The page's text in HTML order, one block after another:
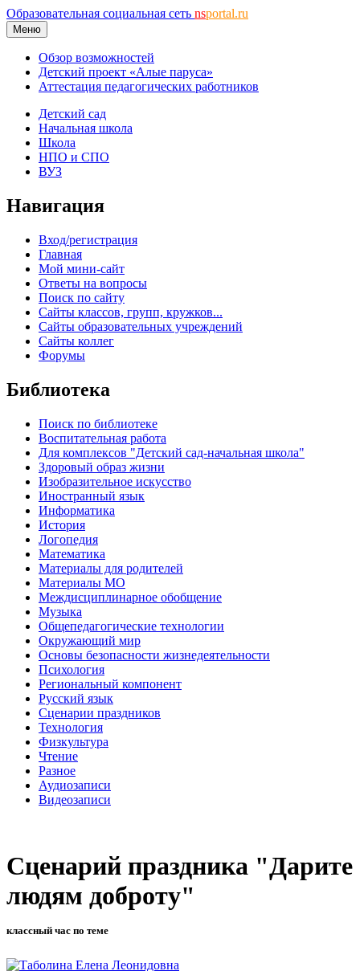
Образовательная социальная сеть nsportal.ru
Меню
Обзор возможностей
Детский проект «Алые паруса»
Аттестация педагогических работников
Детский сад
Начальная школа
Школа
НПО и СПО
ВУЗ
Навигация
Вход/регистрация
Главная
Мой мини-сайт
Ответы на вопросы
Поиск по сайту
Сайты классов, групп, кружков...
Сайты образовательных учреждений
Сайты коллег
Форумы
Библиотека
Поиск по библиотеке
Воспитательная работа
Для комплексов "Детский сад-начальная школа"
Здоровый образ жизни
Изобразительное искусство
Иностранный язык
Информатика
История
Логопедия
Математика
Материалы для родителей
Материалы МО
Междисциплинарное обобщение
Музыка
Общепедагогические технологии
Окружающий мир
Основы безопасности жизнедеятельности
Психология
Региональный компонент
Русский язык
Сценарии праздников
Технология
Физкультура
Чтение
Разное
Аудиозаписи
Видеозаписи
Сценарий праздника "Дарите
людям доброту"
классный час по теме